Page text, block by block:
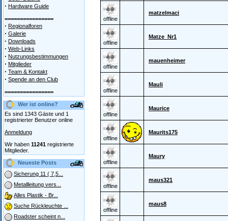
· Hardware Guide
================
· Regionalforen
· Galerie
· Downloads
· Web-Links
· Nutzungsbestimmungen
· Mitglieder
· Team & Kontakt
· Spende an den Club
================
Wer ist online?
Es sind 1343 Gäste und 1
registrierter Benutzer online
Anmeldung
Wir haben 11241 registrierte
Mitglieder.
Neueste Posts
Sicherung 11 ( 7,5...
Metallleitung vers...
Alles Plastik - Br...
Suche Rückleuchte ...
Roadster scheint n...
offline
matzelmaci
offline
Matze_Nr1
offline
mauenheimer
offline
Mauli
offline
Maurice
offline
Maurits175
offline
Maury
offline
maus321
offline
maus8